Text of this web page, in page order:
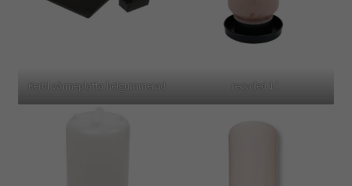
Kerbl värmeplatta helgummerad recycled 1 l